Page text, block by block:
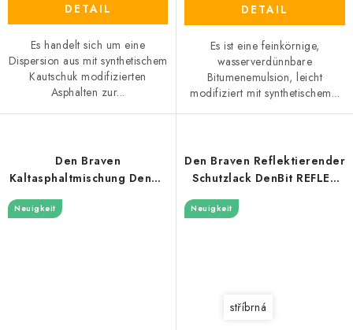
DETAIL
Es handelt sich um eine
Dispersion aus mit synthetischem
Kautschuk modifizierten
Asphalten zur...
DETAIL
Es ist eine feinkörnige,
wasserverdünnbare
Bitumenemulsion, leicht
modifiziert mit synthetischem...
Den Braven
Kaltasphaltmischung DenBit
Neuigkeit
Den Braven Reflektierender
Schutzlack DenBit REFLEX
Neuigkeit
stříbrná